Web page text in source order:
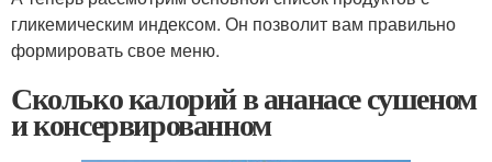
гликемическим индексом. Он позволит вам правильно
формировать свое меню.
Сколько калорий в ананасе сушеном
и консервированном